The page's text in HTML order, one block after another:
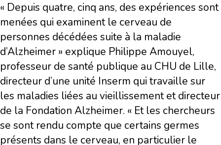
« Depuis quatre, cinq ans, des expériences sont
menées qui examinent le cerveau de
personnes décédées suite à la maladie
d’Alzheimer » explique Philippe Amouyel,
professeur de santé publique au CHU de Lille,
directeur d’une unité Inserm qui travaille sur
les maladies liées au vieillissement et directeur
de la Fondation Alzheimer. « Et les chercheurs
se sont rendu compte que certains germes
présents dans le cerveau, en particulier le